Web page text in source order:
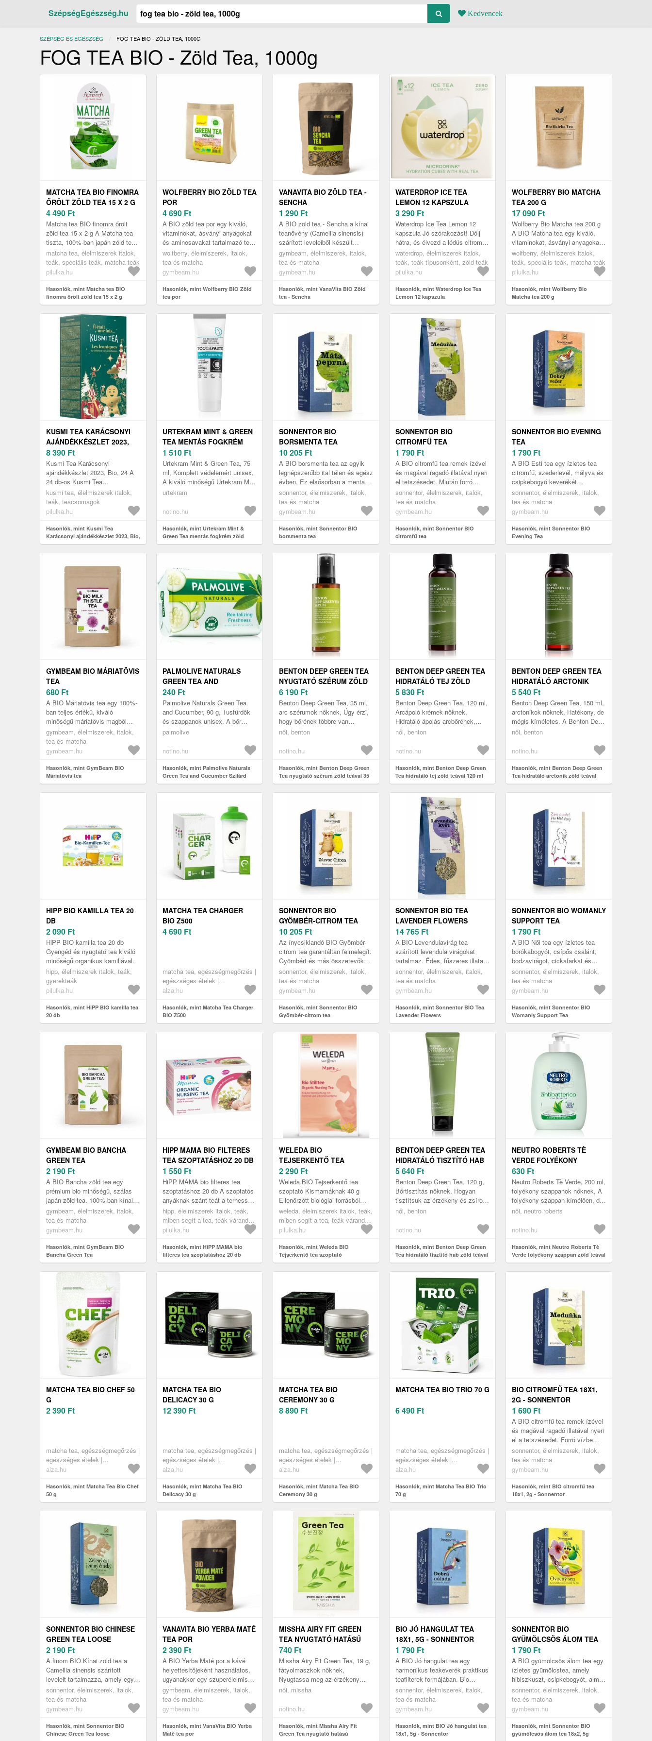
SzépségEgészség.hu Kedvencek
SZÉPSÉG ÉS EGÉSZSÉG JELENLEGI:
FOG TEA BIO - ZÖLD TEA, 1000G
FOG TEA BIO - Zöld Tea, 1000g
MATCHA TEA BIO FINOMRA
ŐRÖLT ZÖLD TEA 15 X 2 G
4 490 Ft
Matcha tea BIO finomra őrölt
zöld tea 15 x 2 g A Matcha tea
tiszta, 100%-ban japán zöld tea –
finomra őrölt. A matcha tea 10-
szer erősebb, mint egy...
matcha tea, élelmiszerek italok,
teák, speciális teák, matcha teák
pilulka.hu
Hasonlók, mint Matcha tea BIO
finomra őrölt zöld tea 15 x 2 g
WOLFBERRY BIO ZÖLD TEA
POR
4 690 Ft
A BIO zöld tea por egy kiváló,
vitaminokat, ásványi anyagokat
és aminosavakat tartalmazó tea
típus. Finom por, erős zöld
színnel, amelyet vízzel le...
wolfberry, élelmiszerek, italok,
tea és matcha
gymbeam.hu
Hasonlók, mint Wolfberry BIO Zöld
tea por
VANAVITA BIO ZÖLD TEA -
SENCHA
1 290 Ft
A BIO zöld tea - Sencha a kínai
teanövény (Camellia sinensis)
szárított leveleiből készült
ízletes és magával ragadó tea.
Elvarázsol jellegzetes ar...
gymbeam, élelmiszerek, italok,
tea és matcha
gymbeam.hu
Hasonlók, mint VanaVita BIO Zöld
tea - Sencha
WATERDROP ICE TEA
LEMON 12 KAPSZULA
3 290 Ft
Waterdrop Ice Tea Lemon 12
kapszula Jó szórakozást! Dőlj
hátra, és élvezd a lédús citrom
és a zöld tea jéghideg
klasszikusát. Egyszerűen oldd
fel v...
waterdrop, élelmiszerek italok,
teák, teák típusonként, zöld teák
pilulka.hu
Hasonlók, mint Waterdrop Ice Tea
Lemon 12 kapszula
WOLFBERRY BIO MATCHA
TEA 200 G
17 090 Ft
Wolfberry Bio Matcha tea 200 g
A BIO Matcha tea egy kiváló,
vitaminokat, ásványi anyagokat
és aminosavakat tartalmazó tea
típus. Finom por, erős zö...
wolfberry, élelmiszerek italok,
teák, speciális teák, matcha teák
pilulka.hu
Hasonlók, mint Wolfberry Bio
Matcha tea 200 g
KUSMI TEA KARÁCSONYI
AJÁNDÉKKÉSZLET 2023,
BIO, 24
8 390 Ft
Kusmi Tea Karácsonyi
ajándékkészlet 2023, Bio, 24 A
24 db-os Kusmi Tea
ajándékcsomag egyenként
csomagolt teafiltert tartalmaz, 8
ikonikus teakeveré...
kusmi tea, élelmiszerek italok,
teák, teacsomagok
pilulka.hu
Hasonlók, mint Kusmi Tea
Karácsonyi ajándékkészlet 2023, Bio,
24
URTEKRAM MINT & GREEN
TEA MENTÁS FOGKRÉM
ZÖLD TEÁVAL 75 ML
1 510 Ft
Urtekram Mint & Green Tea, 75
ml, Komplett védelemért unisex,
A kiváló minőségű Urtekram Mint
& Green Tea fogkrém nem
urtekram
notino.hu
Hasonlók, mint Urtekram Mint &
Green Tea mentás fogkrém zöld
teával 75 ml
SONNENTOR BIO
BORSMENTA TEA
10 205 Ft
A BIO borsmenta tea az egyik
legnépszerűbb ital télen és egész
évben. Ez elsősorban a menta
jellegzetes és friss ízének
köszönhető, amely például t...
sonnentor, élelmiszerek, italok,
tea és matcha
gymbeam.hu
Hasonlók, mint Sonnentor BIO
borsmenta tea
SONNENTOR BIO
CITROMFŰ TEA
1 790 Ft
A BIO citromfű tea remek ízével
és magával ragadó illatával nyeri
el tetszésedet. Miután forró
vízben áztattad, élvezheted a jó
közérzet és a kikap...
sonnentor, élelmiszerek, italok,
tea és matcha
gymbeam.hu
Hasonlók, mint Sonnentor BIO
citromfű tea
SONNENTOR BIO EVENING
TEA
1 790 Ft
A BIO Esti tea egy ízletes tea
citromfű, szederlevél, mályva és
csipkebogyó keverékét
tartalmazó praktikus filterben.
Ideális körülbelül egy órával...
sonnentor, élelmiszerek, italok,
tea és matcha
gymbeam.hu
Hasonlók, mint Sonnentor BIO
Evening Tea
GYMBEAM BIO MÁRIATÖVIS
TEA
680 Ft
A BIO Máriatövis tea egy 100%-
ban teljes értékű, kiváló
minőségű máriatövis magból
(Silybum marianum) készült,
szórt gyógytea. Karakteres ízű,
fino...
gymbeam, élelmiszerek, italok,
tea és matcha
gymbeam.hu
Hasonlók, mint GymBeam BIO
Máriatövis tea
PALMOLIVE NATURALS
GREEN TEA AND
CUCUMBER SZILÁRD
SZAPPAN ZÖLD TEÁVAL 90
G
240 Ft
Palmolive Naturals Green Tea
and Cucumber, 90 g, Tusfürdők
és szappanok unisex, A bőr
rendszeres, alapos tisztítása
hig...
palmolive
notino.hu
Hasonlók, mint Palmolive Naturals
Green Tea and Cucumber Szilárd
szappan zöld teával 90 g
BENTON DEEP GREEN TEA
NYUGTATÓ SZÉRUM ZÖLD
TEÁVAL 35 ML
6 190 Ft
Benton Deep Green Tea, 35 ml,
arc szérumok nőknek, Úgy érzi,
hogy bőrének többre van
szüksége, mint amit a krémek
G...
női, benton
notino.hu
Hasonlók, mint Benton Deep Green
Tea nyugtató szérum zöld teával 35
ml
BENTON DEEP GREEN TEA
HIDRATÁLÓ TEJ ZÖLD
TEÁVAL 120 ML
5 830 Ft
Benton Deep Green Tea, 120 ml,
Arcápoló krémek nőknek,
Hidratáló ápolás arcbőrének,
amely azonnal megnyugtatja a
Green ...
női, benton
notino.hu
Hasonlók, mint Benton Deep Green
Tea hidratáló tej zöld teával 120 ml
BENTON DEEP GREEN TEA
HIDRATÁLÓ ARCTONIK
ZÖLD TEÁVAL 150 ML
5 540 Ft
Benton Deep Green Tea, 150 ml,
arctonikok nőknek, Hatékony, de
mégis kíméletes. A Benton Deep
Green Tea hidratáló arctonik
női, benton
notino.hu
Hasonlók, mint Benton Deep Green
Tea hidratáló arctonik zöld teával
150 ml
HIPP BIO KAMILLA TEA 20
DB
2 090 Ft
HiPP BIO kamilla tea 20 db
Gyengéd és nyugtató tea kiváló
minőségű organikus kamillával.
hipp, élelmiszerek italok, teák,
gyerekteák
pilulka.hu
Hasonlók, mint HiPP BIO kamilla tea
20 db
MATCHA TEA CHARGER
BIO Z500
4 690 Ft
matcha tea, egészségmegőrzés |
egészséges ételek |
szuperélelmiszerek
alza.hu
Hasonlók, mint Matcha Tea Charger
BIO Z500
SONNENTOR BIO
GYÖMBÉR-CITROM TEA
10 205 Ft
Az ínycsiklandó BIO Gyömbér-
citrom tea garantáltan felmelegít.
Gyömbért és más összetevőket
is tartalmaz, mint például
citromhéjat, édesgyökeret, b...
sonnentor, élelmiszerek, italok,
tea és matcha
gymbeam.hu
Hasonlók, mint Sonnentor BIO
Gyömbér-citrom tea
SONNENTOR BIO TEA
LAVENDER FLOWERS
14 765 Ft
A BIO Levendulavirág tea
szárított levendula virágokat
tartalmaz. Édes, fűszeres illata
van, citrommal és mentával. Az
íze virágos, édes, enyhén ke...
sonnentor, élelmiszerek, italok,
tea és matcha
gymbeam.hu
Hasonlók, mint Sonnentor BIO Tea
Lavender Flowers
SONNENTOR BIO WOMANLY
SUPPORT TEA
1 790 Ft
A BIO Női tea egy ízletes tea
borókabogyót, csípős csalánt,
bodzavirágot, cickafarkat és
zsályát tartalmazó praktikus
teafilterekben. Finom az íze ...
sonnentor, élelmiszerek, italok,
tea és matcha
gymbeam.hu
Hasonlók, mint Sonnentor BIO
Womanly Support Tea
GYMBEAM BIO BANCHA
GREEN TEA
2 190 Ft
A BIO Bancha zöld tea egy
prémium bio minőségű, szálas
japán zöld tea. 100%-ban kínai
teacserje levelekből (Camellia
sinensis) áll, amelyek egy kés...
gymbeam, élelmiszerek, italok,
tea és matcha
gymbeam.hu
Hasonlók, mint GymBeam BIO
Bancha Green Tea
HIPP MAMA BIO FILTERES
TEA SZOPTATÁSHOZ 20 DB
1 550 Ft
HiPP MAMA bio filteres tea
szoptatáshoz 20 db A szoptatós
anyáknak szánt teát a terhesség
vége felé és a szoptatási
időszak alatt lehet fogyasztani...
hipp, élelmiszerek italok, teák,
miben segít a tea, teák várandós
és szoptató kismamák számára
pilulka.hu
Hasonlók, mint HiPP MAMA bio
filteres tea szoptatáshoz 20 db
WELEDA BIO
TEJSERKENTŐ TEA
SZOPTATÓ KISMAMÁKNAK
40 G
2 290 Ft
Weleda BIO Tejserkentő tea
szoptató Kismamáknak 40 g
Ellenőrzött biológiai forrásból
származó, válogatott növényi
hozzávalók hatékony keveréke.
Az ...
weleda, élelmiszerek italok, teák,
miben segít a tea, teák várandós
és szoptató kismamák számára
pilulka.hu
Hasonlók, mint Weleda BIO
Tejserkentő tea szoptató
Kismamáknak 40 g
BENTON DEEP GREEN TEA
HIDRATÁLÓ TISZTÍTÓ HAB
ZÖLD TEÁVAL 120 G
5 640 Ft
Benton Deep Green Tea, 120 g,
Bőrtisztítás nőknek, Hogyan
tisztítsuk az érzékeny és zsíros
bőrt? A Benton Deep Green Tea
női, benton
notino.hu
Hasonlók, mint Benton Deep Green
Tea hidratáló tisztító hab zöld teával
120 g
NEUTRO ROBERTS TÈ
VERDE FOLYÉKONY
SZAPPAN ZÖLD TEÁVAL
200 ML
630 Ft
Neutro Roberts Tè Verde, 200 ml,
folyékony szappanok nőknek, A
folyékony szappan kímélően, de
hatékonyan tisztítja a kezét,
női, neutro roberts
notino.hu
Hasonlók, mint Neutro Roberts Tè
Verde folyékony szappan zöld teával
200 ml
MATCHA TEA BIO CHEF 50
G
2 390 Ft
matcha tea, egészségmegőrzés |
egészséges ételek |
szuperélelmiszerek
alza.hu
Hasonlók, mint Matcha Tea Bio Chef
50 g
MATCHA TEA BIO
DELICACY 30 G
12 390 Ft
matcha tea, egészségmegőrzés |
egészséges ételek |
szuperélelmiszerek
alza.hu
Hasonlók, mint Matcha Tea BIO
Delicacy 30 g
MATCHA TEA BIO
CEREMONY 30 G
8 890 Ft
matcha tea, egészségmegőrzés |
egészséges ételek |
szuperélelmiszerek
alza.hu
Hasonlók, mint Matcha Tea BIO
Ceremony 30 g
MATCHA TEA BIO TRIO 70 G
6 490 Ft
matcha tea, egészségmegőrzés |
egészséges ételek |
szuperélelmiszerek
alza.hu
Hasonlók, mint Matcha Tea BIO Trio
70 g
BIO CITROMFŰ TEA 18X1,
2G - SONNENTOR
1 690 Ft
A BIO citromfű tea remek ízével
és magával ragadó illatával nyeri
el a tetszésedet. Forró vízbe
áztatás után élvezheted a jó
közérzet és a kikapcso...
sonnentor, élelmiszerek, italok,
tea és matcha
gymbeam.hu
Hasonlók, mint BIO citromfű tea
18x1, 2g - Sonnentor
SONNENTOR BIO CHINESE
GREEN TEA LOOSE
2 190 Ft
A finom BIO Kínai zöld tea a
Camellia sinensis szárított
leveleit tartalmazza, amely egy
Ázsiában évezredek óta
termesztett növény. Ideális
önmagáb...
sonnentor, élelmiszerek, italok,
tea és matcha
gymbeam.hu
Hasonlók, mint Sonnentor BIO
Chinese Green Tea loose
VANAVITA BIO YERBA MATÉ
TEA POR
2 390 Ft
A BIO Yerba Maté por a kávé
helyettesítőjeként használatos,
ugyanakkor egy szuperélelmiszer
is. Segít a szív ápolásában és a
testsúlyszabályozásban...
gymbeam, élelmiszerek, italok,
tea és matcha
gymbeam.hu
Hasonlók, mint VanaVita BIO Yerba
Maté tea por
MISSHA AIRY FIT GREEN
TEA NYUGTATÓ HATÁSÚ
GÉZMASZK ZÖLD TEÁVAL
19 G
740 Ft
Missha Airy Fit Green Tea, 19 g,
fátyolmaszkok nőknek,
Nyugtassa meg az érzékeny
arcbőrét és biztosítsa számára a
ki...
női, missha
notino.hu
Hasonlók, mint Missha Airy Fit
Green Tea nyugtató hatású
BIO JÓ HANGULAT TEA
18X1, 5G - SONNENTOR
1 790 Ft
A BIO Jó hangulat tea egy
harmonikus teakeverék praktikus
teafilterek formájában. Bio
szeder és eper leveleiből áll,
melyeket finom menta,
körömvir...
sonnentor, élelmiszerek, italok,
tea és matcha
gymbeam.hu
Hasonlók, mint BIO Jó hangulat tea
18x1, 5g - Sonnentor
SONNENTOR BIO
GYÜMÖLCSÖS ÁLOM TEA
18X2, 5G
1 790 Ft
A BIO gyümölcsös álom tea egy
ízletes gyümölcstea, amely
hibiszkuszt, csipkebogyót, almát
és málnát tartalmaz, vanília
kivonattal kiegészítve. Sava...
sonnentor, élelmiszerek, italok,
tea és matcha
gymbeam.hu
Hasonlók, mint Sonnentor BIO
gyümölcsös álom tea 18x2, 5g